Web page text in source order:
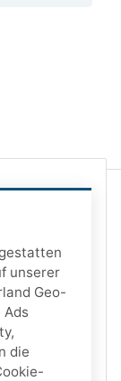
unserer
Geo-
Ads
die